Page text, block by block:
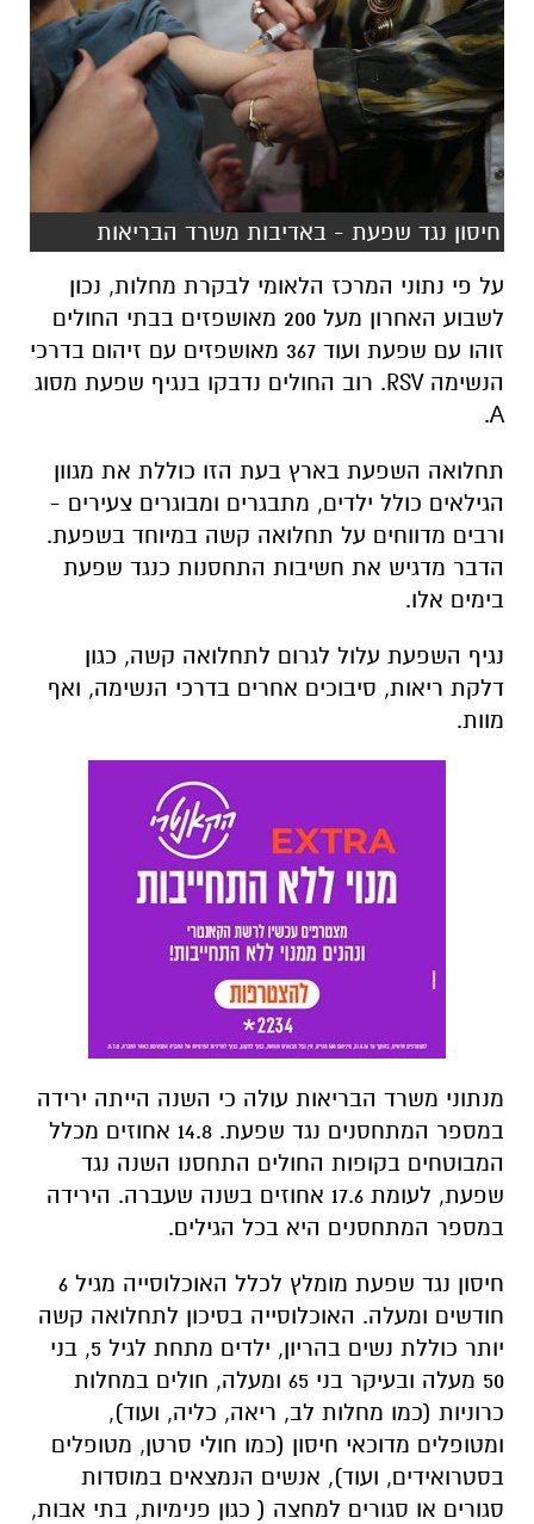
חיסון נגד שפעת - באדיבות משרד הבריאות
על פי נתוני המרכז הלאומי לבקרת מחלות, נכון
לשבוע האחרון מעל 200 מאושפזים בבתי החולים
זוהו עם שפעת ועוד 367 מאושפזים עם זיהום בדרכי
הנשימה RSV. רוב החולים נדבקו בנגיף שפעת מסוג
A.
תחלואה השפעת בארץ בעת הזו כוללת את מגוון
הגילאים כולל ילדים, מתבגרים ומבוגרים צעירים -
ורבים מדווחים על תחלואה קשה במיוחד בשפעת.
הדבר מדגיש את חשיבות התחסנות כנגד שפעת
בימים אלו.
נגיף השפעת עלול לגרום לתחלואה קשה, כגון
דלקת ריאות, סיבוכים אחרים בדרכי הנשימה, ואף
מוות.
מנתוני משרד הבריאות עולה כי השנה הייתה ירידה
במספר המתחסנים נגד שפעת. 14.8 אחוזים מכלל
המבוטחים בקופות החולים התחסנו השנה נגד
שפעת, לעומת 17.6 אחוזים בשנה שעברה. הירידה
במספר המתחסנים היא בכל הגילים.
חיסון נגד שפעת מומלץ לכלל האוכלוסייה מגיל 6
חודשים ומעלה. האוכלוסייה בסיכון לתחלואה קשה
יותר כוללת נשים בהריון, ילדים מתחת לגיל 5, בני
50 מעלה ובעיקר בני 65 ומעלה, חולים במחלות
כרוניות (כמו מחלות לב, ריאה, כליה, ועוד),
ומטופלים מדוכאי חיסון (כמו חולי סרטן, מטופלים
בסטרואידים, ועוד), אנשים הנמצאים במוסדות
סגורים או סגורים למחצה ( כגון פנימיות, בתי אבות,